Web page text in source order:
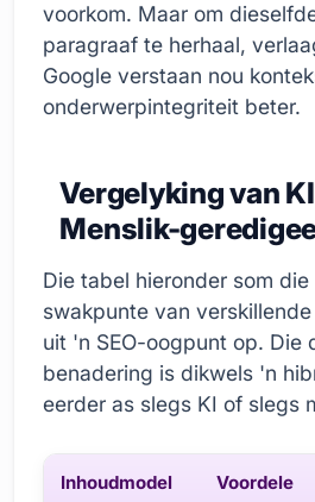
voorkom. Maar om
paragraaf te herhaal,
Google verstaan nou
onderwerpintegriteit beter.
Vergelyking van
Menslik-
Die tabel hieronder som
swakpunte van
uit 'n SEO-oogpunt op. Die
benadering is dikwels 'n
eerder as slegs KI of slegs
Inhoudmodel Voordele